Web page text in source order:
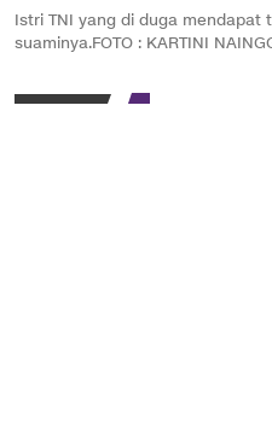
Istri TNI yang di duga mendapat
suaminya.FOTO : KARTINI